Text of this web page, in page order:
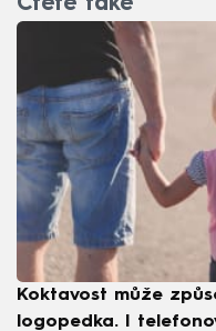
Čtěte také
Koktavost může
logopedka. I